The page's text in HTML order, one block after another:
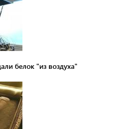
белок "из воздуха"